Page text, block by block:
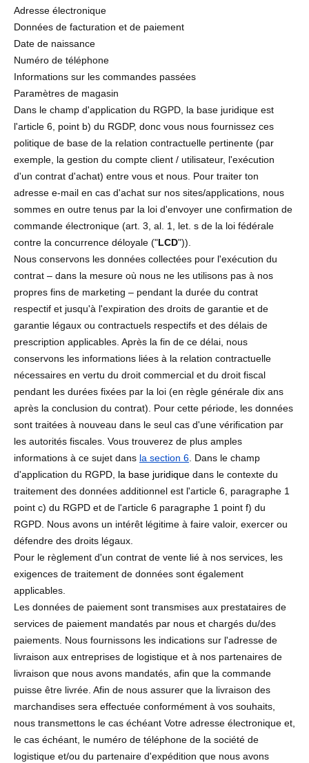
Adresse électronique
Données de facturation et de paiement
Date de naissance
Numéro de téléphone
Informations sur les commandes passées
Paramètres de magasin
Dans le champ d'application du RGPD, la base juridique est
l'article 6, point b) du RGDP, donc vous nous fournissez ces
politique de base de la relation contractuelle pertinente (par
exemple, la gestion du compte client / utilisateur, l'exécution
d'un contrat d'achat) entre vous et nous. Pour traiter ton
adresse e-mail en cas d'achat sur nos sites/applications, nous
sommes en outre tenus par la loi d'envoyer une confirmation de
commande électronique (art. 3, al. 1, let. s de la loi fédérale
contre la concurrence déloyale ("LCD")).
Nous conservons les données collectées pour l'exécution du
contrat – dans la mesure où nous ne les utilisons pas à nos
propres fins de marketing – pendant la durée du contrat
respectif et jusqu'à l'expiration des droits de garantie et de
garantie légaux ou contractuels respectifs et des délais de
prescription applicables. Après la fin de ce délai, nous
conservons les informations liées à la relation contractuelle
nécessaires en vertu du droit commercial et du droit fiscal
pendant les durées fixées par la loi (en règle générale dix ans
après la conclusion du contrat). Pour cette période, les données
sont traitées à nouveau dans le seul cas d'une vérification par
les autorités fiscales. Vous trouverez de plus amples
informations à ce sujet dans la section 6 . Dans le champ
d'application du RGPD, la base juridique dans le contexte du
traitement des données additionnel est l'article 6, paragraphe 1
point c) du RGPD et de l'article 6 paragraphe 1 point f) du
RGPD. Nous avons un intérêt légitime à faire valoir, exercer ou
défendre des droits légaux.
Pour le règlement d'un contrat de vente lié à nos services, les
exigences de traitement de données sont également
applicables.
Les données de paiement sont transmises aux prestataires de
services de paiement mandatés par nous et chargés du/des
paiements. Nous fournissons les indications sur l'adresse de
livraison aux entreprises de logistique et à nos partenaires de
livraison que nous avons mandatés, afin que la commande
puisse être livrée. Afin de nous assurer que la livraison des
marchandises sera effectuée conformément à vos souhaits,
nous transmettons le cas échéant Votre adresse électronique et,
le cas échéant, le numéro de téléphone de la société de
logistique et/ou du partenaire d'expédition que nous avons